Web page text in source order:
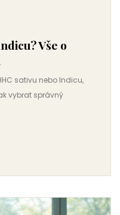
Vše o
sativu nebo Indicu,
vybrat správný